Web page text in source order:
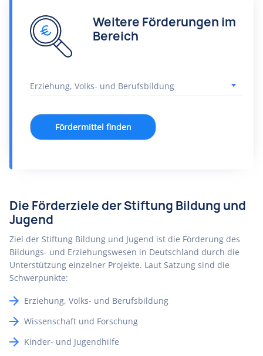
Weitere Förderungen im
Bereich
Fördermittel finden
Die Förderziele der Stiftung Bildung und
Jugend
Ziel der Stiftung Bildung und Jugend ist die Förderung des
Bildungs- und Erziehungswesen in Deutschland durch die
Unterstützung einzelner Projekte. Laut Satzung sind die
Schwerpunkte:
Erziehung, Volks- und Berufsbildung
Wissenschaft und Forschung
Kinder- und Jugendhilfe